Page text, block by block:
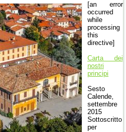
[an error
occurred
while
processing
this
directive]
Carta dei
nostri
principi
Sesto
Calende,
settembre
2015
Sottoscritto
per